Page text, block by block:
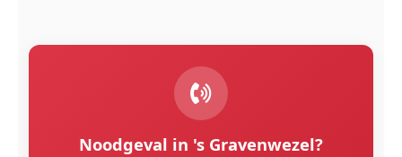
Noodgeval in 's Gravenwezel?